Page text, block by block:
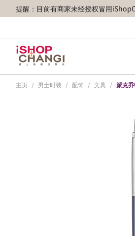
提醒：目前有商家未经授权冒用
主页 / 男士时装 / 配饰 / 文具 / 派克